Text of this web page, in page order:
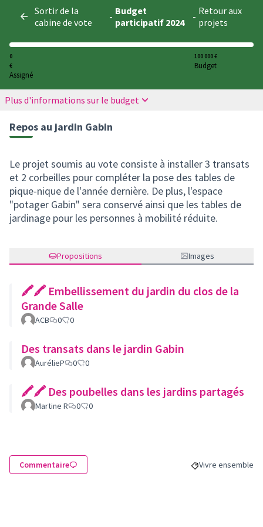
Sortir de la
cabine de vote
- Budget
participatif 2024
- Retour aux
projets
0
€
Assigné
100 000 €
Budget
Plus d'informations sur le budget
Repos au jardin Gabin
Le projet soumis au vote consiste à installer 3 transats
et 2 corbeilles pour compléter la pose des tables de
pique-nique de l'année dernière. De plus, l'espace
"potager Gabin" sera conservé ainsi que les tables de
jardinage pour les personnes à mobilité réduite.
Propositions Images
🖍🖍 Embellissement du jardin du clos de la
Grande Salle
ACB 0 0
Des transats dans le jardin Gabin
AurélieP 0 0
🖍🖍 Des poubelles dans les jardins partagés
Martine R 0 0
Commentaire Filtrer les
Vivre ensemble
Panneau de gestion des cookies